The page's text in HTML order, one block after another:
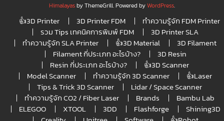
Himalayasby ThemeGrill. Powered byWordPress.
👍3D Printer 3D Printer FDM
ทำความรู้จัก FDM Printer
รวม Tips เทคนิคการพิมพ์ FDM
3D Printer SLA
ทำความรู้จัก SLA Printer
👍3D Material
3D Filament
Filament กี่ประเภท อะไรบ้าง?
3D Resin
Resin กี่ประเภท อะไรบ้าง?
👍3D Scanner
Model Scanner
ทำความรู้จัก 3D Scanner
👍Laser
Tips & Trick 3D Scanner
Lidar / Space Scanner
ทำความรู้จัก CO2 / Fiber Laser
Brands
Bambu Lab
ELEGOO
XTOOL 3DD Flashforge
Shining3D